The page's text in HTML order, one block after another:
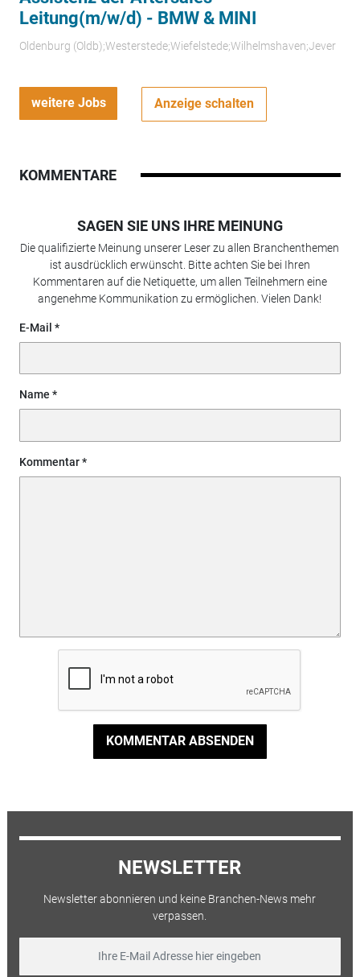
Leitung(m/w/d) - BMW & MINI
Oldenburg (Oldb);Westerstede;Wiefelstede;Wilhelmshaven;Jever
weitere Jobs Anzeige schalten
KOMMENTARE
SAGEN SIE UNS IHRE MEINUNG
Die qualifizierte Meinung unserer Leser zu allen Branchenthemen
ist ausdrücklich erwünscht. Bitte achten Sie bei Ihren
Kommentaren auf die Netiquette, um allen Teilnehmern eine
angenehme Kommunikation zu ermöglichen. Vielen Dank!
E-Mail
Name
Kommentar
KOMMENTAR ABSENDEN
NEWSLETTER
Newsletter abonnieren und keine Branchen-News mehr
verpassen.